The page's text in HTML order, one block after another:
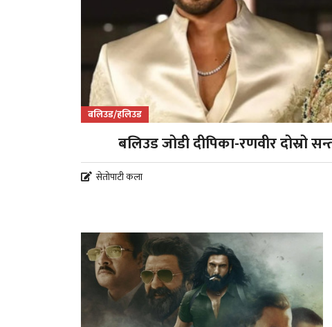
बलिउड/हलिउड
बलिउड जोडी दीपिका-रणवीर दोस्रो
सेतोपाटी कला